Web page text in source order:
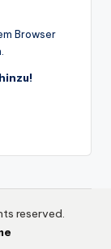
Browser
reserved.